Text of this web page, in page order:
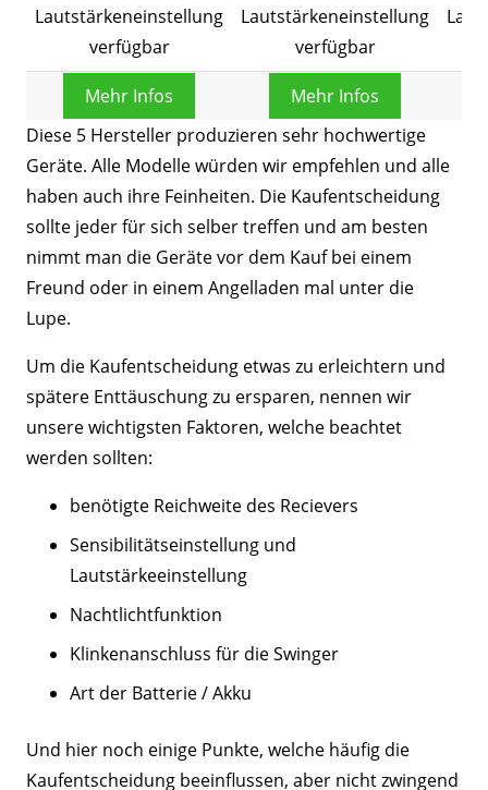
Lautstärkeneinstellung
verfügbar
Lautstärkeneinstellung
verfügbar
Mehr Infos
Mehr Infos
Diese 5 Hersteller produzieren sehr hochwertige
Geräte. Alle Modelle würden wir empfehlen und alle
haben auch ihre Feinheiten. Die Kaufentscheidung
sollte jeder für sich selber treffen und am besten
nimmt man die Geräte vor dem Kauf bei einem
Freund oder in einem Angelladen mal unter die
Lupe.
Um die Kaufentscheidung etwas zu erleichtern und
spätere Enttäuschung zu ersparen, nennen wir
unsere wichtigsten Faktoren, welche beachtet
werden sollten:
benötigte Reichweite des Recievers
Sensibilitätseinstellung und
Lautstärkeeinstellung
Nachtlichtfunktion
Klinkenanschluss für die Swinger
Art der Batterie / Akku
Und hier noch einige Punkte, welche häufig die
Kaufentscheidung beeinflussen, aber nicht zwingend